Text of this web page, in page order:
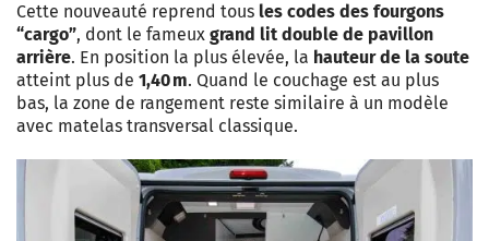
Cette nouveauté reprend tous les codes des fourgons
“cargo”, dont le fameux grand lit double de pavillon
arrière. En position la plus élevée, la hauteur de la soute
atteint plus de 1,40 m. Quand le couchage est au plus
bas, la zone de rangement reste similaire à un modèle
avec matelas transversal classique.